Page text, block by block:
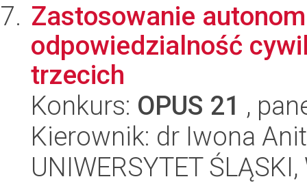
Zastosowanie
odpowiedzialność
trzecich
Konkurs: OPUS 21 ,
Kierownik: dr Iwona
UNIWERSYTET